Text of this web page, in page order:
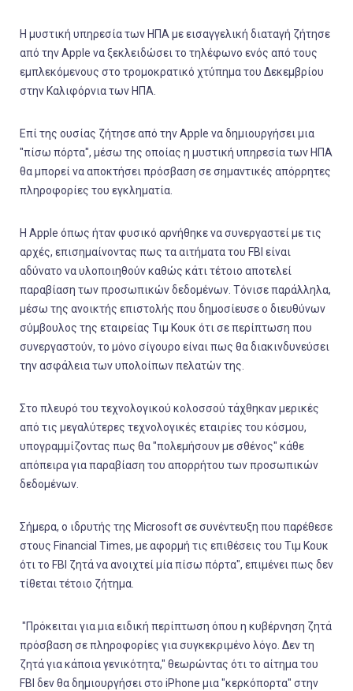
Η μυστική υπηρεσία των ΗΠΑ με εισαγγελική διαταγή ζήτησε
από την Apple να ξεκλειδώσει το τηλέφωνο ενός από τους
εμπλεκόμενους στο τρομοκρατικό χτύπημα του Δεκεμβρίου
στην Καλιφόρνια των ΗΠΑ.
Επί της ουσίας ζήτησε από την Apple να δημιουργήσει μια
"πίσω πόρτα", μέσω της οποίας η μυστική υπηρεσία των ΗΠΑ
θα μπορεί να αποκτήσει πρόσβαση σε σημαντικές απόρρητες
πληροφορίες του εγκληματία.
Η Apple όπως ήταν φυσικό αρνήθηκε να συνεργαστεί με τις
αρχές, επισημαίνοντας πως τα αιτήματα του FBI είναι
αδύνατο να υλοποιηθούν καθώς κάτι τέτοιο αποτελεί
παραβίαση των προσωπικών δεδομένων. Τόνισε παράλληλα,
μέσω της ανοικτής επιστολής που δημοσίευσε ο διευθύνων
σύμβουλος της εταιρείας Τιμ Κουκ ότι σε περίπτωση που
συνεργαστούν, το μόνο σίγουρο είναι πως θα διακινδυνεύσει
την ασφάλεια των υπολοίπων πελατών της.
Στο πλευρό του τεχνολογικού κολοσσού τάχθηκαν μερικές
από τις μεγαλύτερες τεχνολογικές εταιρίες του κόσμου,
υπογραμμίζοντας πως θα "πολεμήσουν με σθένος" κάθε
απόπειρα για παραβίαση του απορρήτου των προσωπικών
δεδομένων.
Σήμερα, ο ιδρυτής της Microsoft σε συνέντευξη που παρέθεσε
στους Financial Times, με αφορμή τις επιθέσεις του Τιμ Κουκ
ότι το FBI ζητά να ανοιχτεί μία πίσω πόρτα", επιμένει πως δεν
τίθεται τέτοιο ζήτημα.
"Πρόκειται για μια ειδική περίπτωση όπου η κυβέρνηση ζητά
πρόσβαση σε πληροφορίες για συγκεκριμένο λόγο. Δεν τη
ζητά για κάποια γενικότητα," θεωρώντας ότι το αίτημα του
FBI δεν θα δημιουργήσει στο iPhone μια "κερκόπορτα" στην